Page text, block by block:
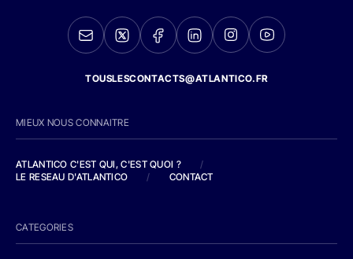
TOUSLESCONTACTS@ATLANTICO.FR
MIEUX NOUS CONNAITRE
ATLANTICO C'EST QUI, C'EST QUOI ?
/
LE RESEAU D'ATLANTICO
/ CONTACT
CATEGORIES